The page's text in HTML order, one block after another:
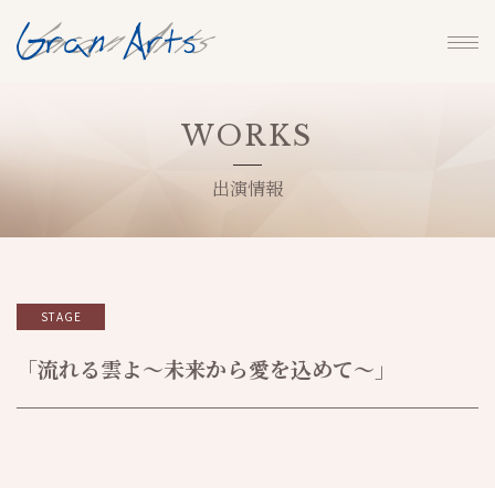
WORKS
出演情報
STAGE
「流れる雲よ～未来から愛を込めて～」